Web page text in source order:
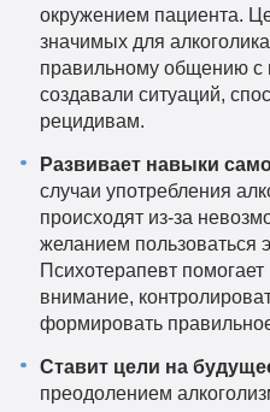
окружением пациента.
значимых для
правильному общению с
создавали ситуаций,
рецидивам.
Развивает навыки
случаи употребления
происходят из-за
желанием пользоваться
Психотерапевт
внимание,
формировать
Ставит цели на
преодолением